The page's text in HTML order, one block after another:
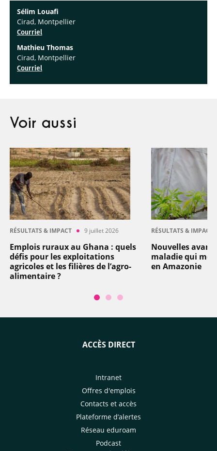
Sélim Louafi
Cirad, Montpellier
Courriel
Mathieu Thomas
Cirad, Montpellier
Courriel
Voir aussi
RÉSULTATS & IMPACT 9 juillet 2026
Emplois ruraux au Ghana : quels
défis pour les exploitations
agricoles et les filières de l’agro-
alimentaire ?
RÉSULTATS & IMPACT
Nouvelles
maladie qui
en Amazonie
ACCÈS DIRECT
Intranet
Offres d'emplois
Contacts et accès
Plateforme d’alertes
Réseau eduroam
Podcast